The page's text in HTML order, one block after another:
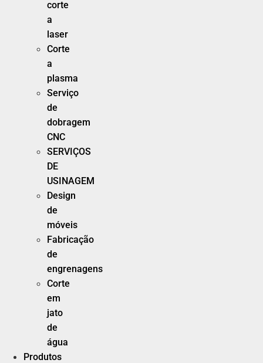
corte
a
laser
Corte
a
plasma
Serviço
de
dobragem
CNC
SERVIÇOS
DE
USINAGEM
Design
de
móveis
Fabricação
de
engrenagens
Corte
em
jato
de
água
Produtos